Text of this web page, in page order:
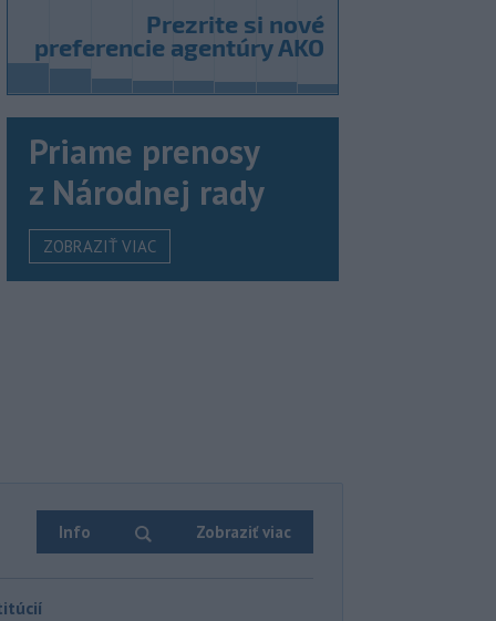
Priame prenosy
z Národnej rady
ZOBRAZIŤ VIAC
Info Zobraziť viac